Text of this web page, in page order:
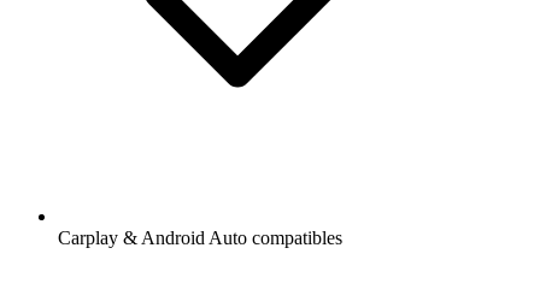
Carplay & Android Auto compatibles